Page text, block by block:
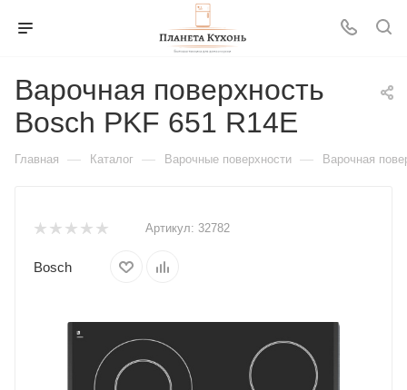
Варочная поверхность
Bosch PKF 651 R14E
Главная — Каталог — Варочные поверхности — Варочная
Артикул: 32782
Bosch